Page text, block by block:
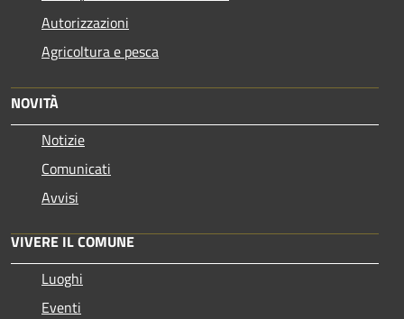
Autorizzazioni
Agricoltura e pesca
NOVITÀ
Notizie
Comunicati
Avvisi
VIVERE IL COMUNE
Luoghi
Eventi